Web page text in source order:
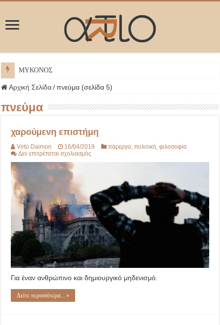
ΜΥΚΟΝΟΣ
Αρχική Σελίδα / πνεύμα (σελίδα 5)
πνεύμα
χαρούμενη επιστήμη
Virtù Daimon 16/04/2019 πάρεργο ,πολιτική ,φιλοσοφία
Δεν επιτρέπεται σχολιασμός
Για έναν ανθρώπινο και δημιουργικό μηδενισμό.
Δείτε περισσότερα... »